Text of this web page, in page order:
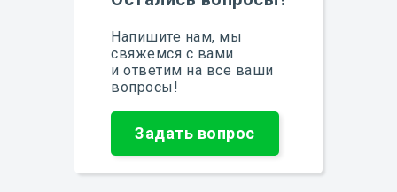
Напишите нам, мы
свяжемся с вами
и ответим на все ваши
вопросы!
Задать вопрос